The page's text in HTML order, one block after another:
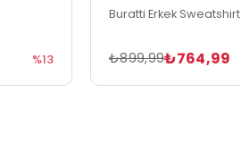
%13
Buratti Erkek Sweatshirt
₺764,99
₺899,99